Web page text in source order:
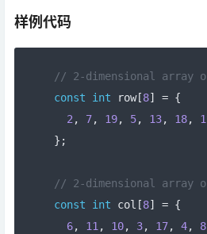
样例代码
// 2-dimensional array
const
int row[8] = {
2 , 7, 19, 5, 13, 18,
};
// 2-dimensional array
const
int col [8] = {
6, 11 , 10, 3, 17, 4, 8